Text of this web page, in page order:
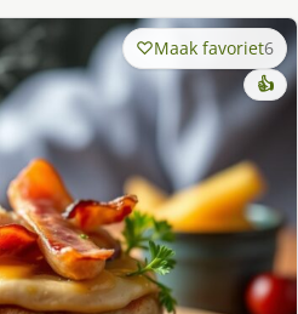
Maak favoriet6
👍